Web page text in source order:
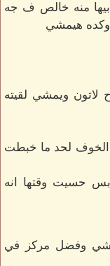
منه خالص ف جه
وكده هيمشي
لاتون ويمشي لقيته
لحد ما خبطت
حسيت وقتها انه
وفضل مركز في